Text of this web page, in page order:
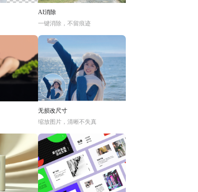
AI消除
一键消除，不留痕迹
无损改尺寸
缩放图片，清晰不失真